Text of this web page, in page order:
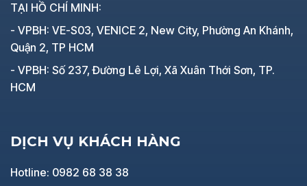
TẠI HỒ CHÍ MINH:
- VPBH: VE-S03, VENICE 2, New City, Phường An Khánh,
Quận 2, TP HCM
- VPBH: Số 237, Đường Lê Lợi, Xã Xuân Thới Sơn, TP.
HCM
DỊCH VỤ KHÁCH HÀNG
Hotline: 0982 68 38 38